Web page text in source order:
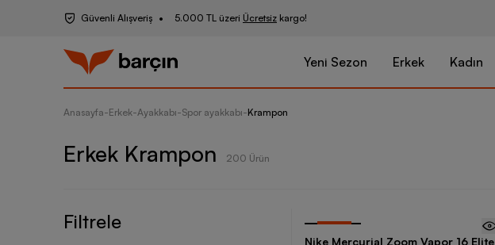
Güvenli Alışveriş 5.000 TL üzeri Ücretsiz kargo!
Yeni Sezon Erkek Kadın
Anasayfa-Erkek-Ayakkabı-Spor ayakkabı-Krampon
Erkek Krampon 200 Ürün
Filtrele
Nike Mercurial Zoom Vapor 16 Elite